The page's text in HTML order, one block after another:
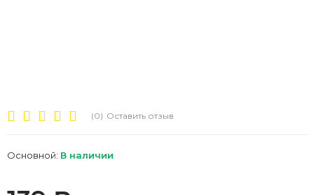
(0) Оставить отзыв
Основной: В наличии